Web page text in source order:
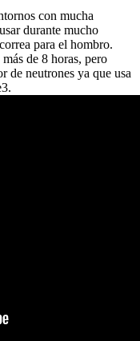
con mucha
durante mucho
para el hombro.
de 8 horas, pero
de neutrones ya que usa